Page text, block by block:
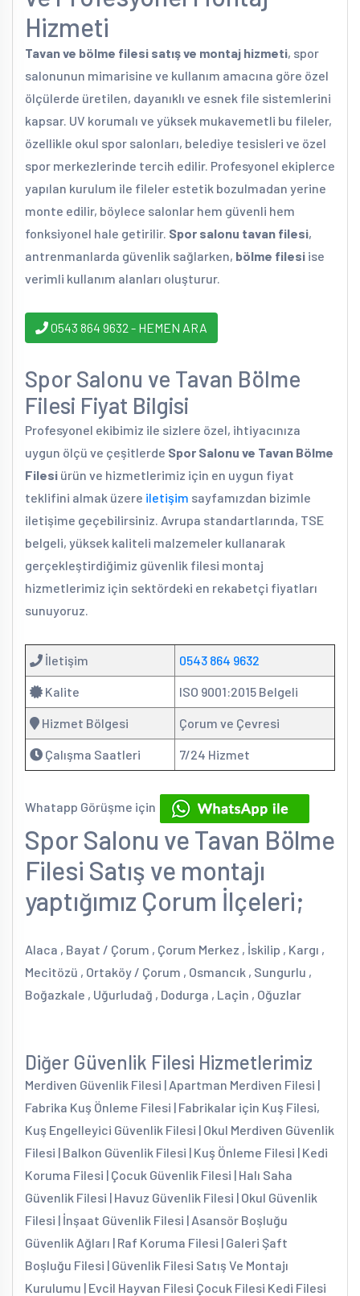
Hizmeti
Tavan ve bölme filesi satış ve montaj hizmeti, spor
salonunun mimarisine ve kullanım amacına göre özel
ölçülerde üretilen, dayanıklı ve esnek file sistemlerini
kapsar. UV korumalı ve yüksek mukavemetli bu fileler,
özellikle okul spor salonları, belediye tesisleri ve özel
spor merkezlerinde tercih edilir. Profesyonel ekiplerce
yapılan kurulum ile fileler estetik bozulmadan yerine
monte edilir, böylece salonlar hem güvenli hem
fonksiyonel hale getirilir. Spor salonu tavan filesi,
antrenmanlarda güvenlik sağlarken, bölme filesi ise
verimli kullanım alanları oluşturur.
0543 864 9632 - HEMEN ARA
Spor Salonu ve Tavan Bölme
Filesi Fiyat Bilgisi
Profesyonel ekibimiz ile sizlere özel, ihtiyacınıza
uygun ölçü ve çeşitlerde Spor Salonu ve Tavan Bölme
Filesi ürün ve hizmetlerimiz için en uygun fiyat
teklifini almak üzere iletişim sayfamızdan bizimle
iletişime geçebilirsiniz. Avrupa standartlarında, TSE
belgeli, yüksek kaliteli malzemeler kullanarak
gerçekleştirdiğimiz güvenlik filesi montaj
hizmetlerimiz için sektördeki en rekabetçi fiyatları
sunuyoruz.
İletişim 0543 864 9632
Kalite ISO 9001:2015 Belgeli
Hizmet Bölgesi Çorum ve Çevresi
Çalışma Saatleri 7/24 Hizmet
Whatapp Görüşme için
Spor Salonu ve Tavan Bölme
Filesi Satış ve montajı
yaptığımız Çorum İlçeleri;
Alaca , Bayat / Çorum , Çorum Merkez , İskilip , Kargı ,
Mecitözü , Ortaköy / Çorum , Osmancık , Sungurlu ,
Boğazkale , Uğurludağ , Dodurga , Laçin , Oğuzlar
Diğer Güvenlik Filesi Hizmetlerimiz
Merdiven Güvenlik Filesi | Apartman Merdiven Filesi |
Fabrika Kuş Önleme Filesi | Fabrikalar için Kuş Filesi,
Kuş Engelleyici Güvenlik Filesi | Okul Merdiven Güvenlik
Filesi | Balkon Güvenlik Filesi | Kuş Önleme Filesi | Kedi
Koruma Filesi | Çocuk Güvenlik Filesi | Halı Saha
Güvenlik Filesi | Havuz Güvenlik Filesi | Okul Güvenlik
Filesi | İnşaat Güvenlik Filesi | Asansör Boşluğu
Güvenlik Ağları | Raf Koruma Filesi | Galeri Şaft
Boşluğu Filesi | Güvenlik Filesi Satış Ve Montajı
Kurulumu | Evcil Hayvan Filesi Çocuk Filesi Kedi Filesi